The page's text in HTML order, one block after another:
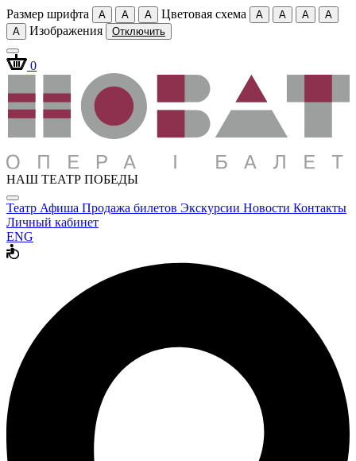
Размер шрифта A A A Цветовая схема A A A
A
A
Изображения Отключить
0
НАШ ТЕАТР ПОБЕДЫ
Театр Афиша Продажа билетов Экскурсии Новости Контакты
Личный кабинет
ENG